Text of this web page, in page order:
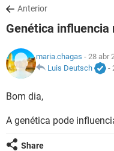
SAÚDE
NUTRIÇÃO
BEM-ESTAR
Anterior
Genética influencia
maria.chagas - 28 abr
Luis Deutsch
-
Bom dia,
A genética pode
Share